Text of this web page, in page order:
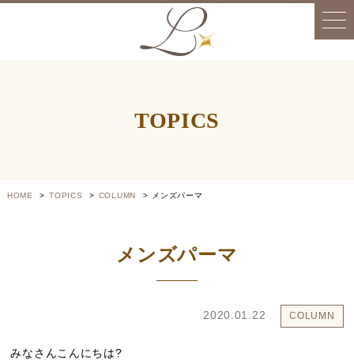
TOPICS
HOME TOPICS COLUMN メンズパーマ
メンズパーマ
2020.01.22 COLUMN
みなさんこんにちは?